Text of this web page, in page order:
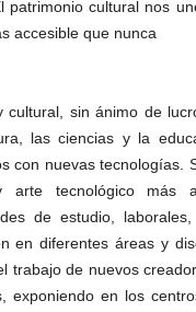
patrimonio cultural nos
accesible que nunca
cultural, sin ánimo de
las ciencias y la
con nuevas tecnologías.
arte tecnológico más
de estudio,
en diferentes áreas y
trabajo de nuevos
exponiendo en los